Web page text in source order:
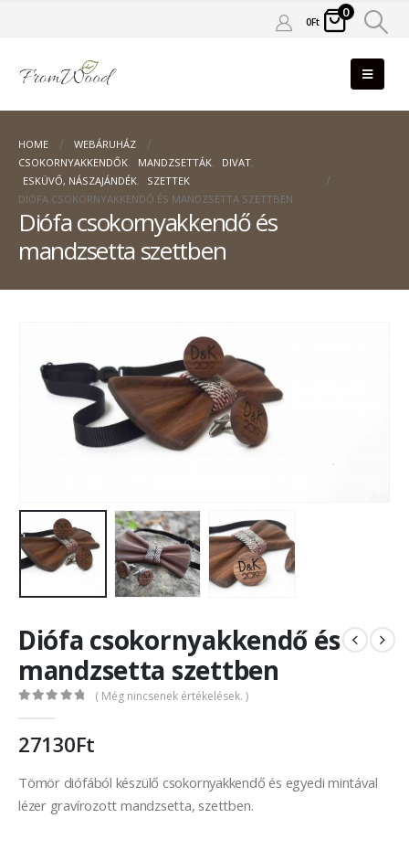
0Ft
0
HOME
WEBÁRUHÁZ
CSOKORNYAKKENDŐK, MANDZSETTÁK, DIVAT,
ESKÜVŐ, NÁSZAJÁNDÉK,
SZETTEK
DIÓFA CSOKORNYAKKENDŐ ÉS MANDZSETTA SZETTBEN
Diófa csokornyakkendő és
mandzsetta szettben
Diófa csokornyakkendő és
mandzsetta szettben
( Még nincsenek értékelések. )
27130Ft
Tömör diófából készülő csokornyakkendő és egyedi mintával
lézer gravírozott mandzsetta, szettben.